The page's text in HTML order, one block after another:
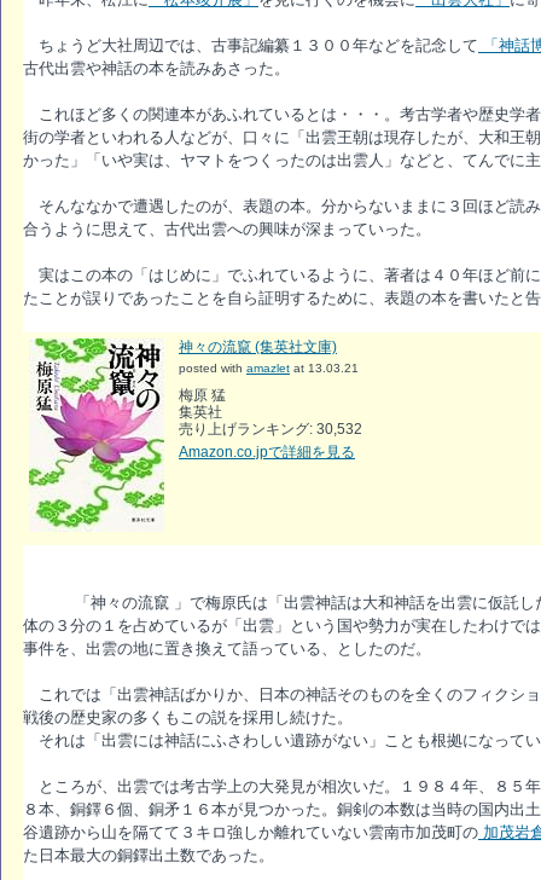
ちょうど大社周辺では、古事記編纂１３００年などを記念して 「神話
古代出雲や神話の本を読みあさった。
これほど多くの関連本があふれているとは・・・。考古学者や歴史学
街の学者といわれる人などが、口々に「出雲王朝は現存したが、大和王
かった」「いや実は、ヤマトをつくったのは出雲人」などと、てんでに
そんななかで遭遇したのが、表題の本。分からないままに３回ほど読
合うように思えて、古代出雲への興味が深まっていった。
実はこの本の「はじめに」でふれているように、著者は４０年ほど前
たことが誤りであったことを自ら証明するために、表題の本を書いたと
神々の流竄 (集英社文庫)
posted with amazlet at 13.03.21
梅原 猛
集英社
売り上げランキング: 30,532
Amazon.co.jpで詳細を見る
「神々の流竄 」で梅原氏は「出雲神話は大和神話を出雲に仮託し
体の３分の１を占めているが「出雲」という国や勢力が実在したわけで
事件を、出雲の地に置き換えて語っている、としたのだ。
これでは「出雲神話ばかりか、日本の神話そのものを全くのフィクシ
戦後の歴史家の多くもこの説を採用し続けた。
それは「出雲には神話にふさわしい遺跡がない」ことも根拠になって
ところが、出雲では考古学上の大発見が相次いだ。１９８４年、８５
８本、銅鐸６個、銅矛１６本が見つかった。銅剣の本数は当時の国内出
谷遺跡から山を隔てて３キロ強しか離れていない雲南市加茂町の 加茂岩
た日本最大の銅鐸出土数であった。